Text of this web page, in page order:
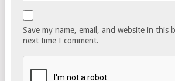
Save my name, email, and website in this
next time I comment.